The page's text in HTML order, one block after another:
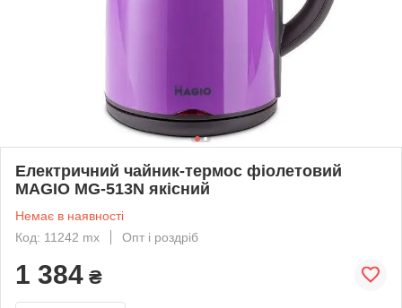
Електричний чайник-термос фіолетовий
MAGIO MG-513N якісний
Немає в наявності
Код: 11242 mx
Опт і роздріб
1 384 ₴